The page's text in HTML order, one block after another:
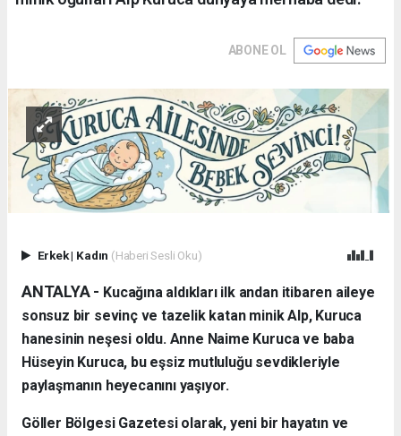
ABONE OL
Erkek| Kadın (Haberi Sesli Oku)
ANTALYA - ​ Kucağına aldıkları ilk andan itibaren aileye
sonsuz bir sevinç ve tazelik katan minik Alp, Kuruca
hanesinin neşesi oldu. Anne Naime Kuruca ve baba
Hüseyin Kuruca, bu eşsiz mutluluğu sevdikleriyle
paylaşmanın heyecanını yaşıyor.
​Göller Bölgesi Gazetesi olarak, yeni bir hayatın ve